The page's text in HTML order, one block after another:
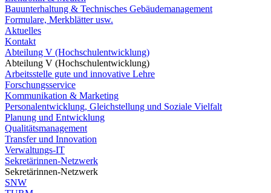
Bauunterhaltung & Technisches Gebäudemanagement
Formulare, Merkblätter usw.
Aktuelles
Kontakt
Abteilung V (Hochschulentwicklung)
Abteilung V (Hochschulentwicklung)
Arbeitsstelle gute und innovative Lehre
Forschungsservice
Kommunikation & Marketing
Personalentwicklung, Gleichstellung und Soziale Vielfalt
Planung und Entwicklung
Qualitätsmanagement
Transfer und Innovation
Verwaltungs-IT
Sekretärinnen-Netzwerk
Sekretärinnen-Netzwerk
SNW